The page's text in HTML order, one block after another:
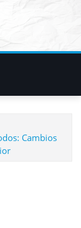
Cambios